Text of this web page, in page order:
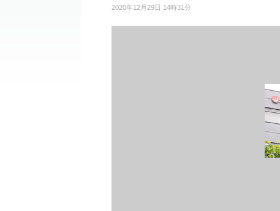
2020年12月29日 14時31分